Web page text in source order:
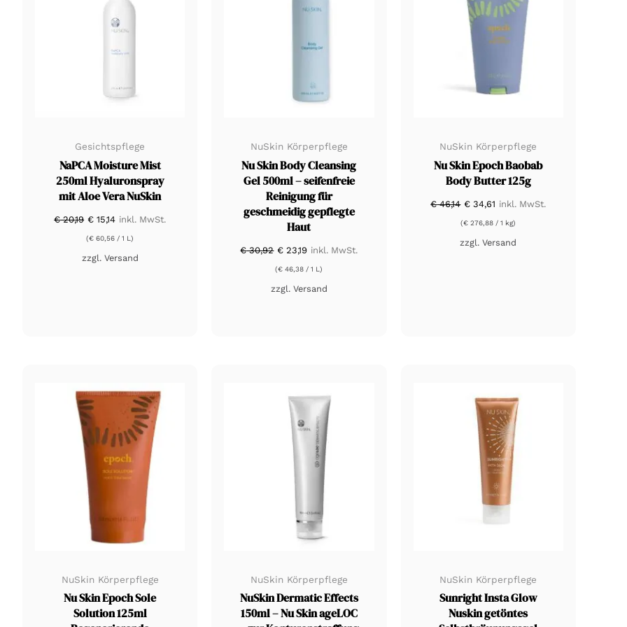
Gesichtspflege
NaPCA Moisture Mist
250ml Hyaluronspray
mit Aloe Vera NuSkin
€20,19
Ursprünglicher
Preis
war:
€ 15,14
Aktueller
Preis
ist:
inkl. MwSt.
(€ 60,56 / 1 L)
zzgl. Versand
NuSkin Körperpflege
Nu Skin Body Cleansing
Gel 500ml – seifenfreie
Reinigung für
geschmeidig gepflegte
Haut
€30,92
Ursprünglicher
Preis
war:
€ 23,19
Aktueller
Preis
ist:
inkl. MwSt.
(€ 46,38 / 1 L)
zzgl. Versand
NuSkin Körperpflege
Nu Skin Epoch Baobab
Body Butter 125g
€46,14
Ursprünglicher
Preis
war:
€ 34,61
Aktueller
Preis
ist:
inkl. MwSt.
(€ 276,88 / 1 kg)
zzgl.Versand
NuSkin Körperpflege
Nu Skin Epoch Sole
Solution 125ml
NuSkin Körperpflege
NuSkin Dermatic Effects
150ml – Nu Skin ageLOC
NuSkin Körperpflege
Sunright Insta Glow
Nuskin getöntes